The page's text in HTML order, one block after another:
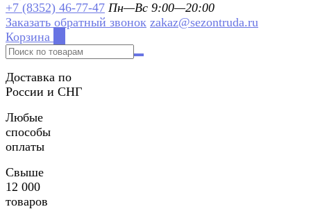
+7 (8352) 46-77-47 Пн—Вс 9:00—20:00
Заказать обратный звонок zakaz@sezontruda.ru
Корзина
Доставка по
России и СНГ
Любые
способы
оплаты
Свыше
12 000
товаров